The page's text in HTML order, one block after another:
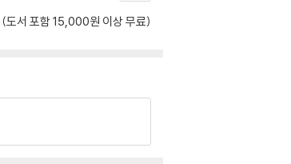
(도서 포함 15,000원 이상 무료)